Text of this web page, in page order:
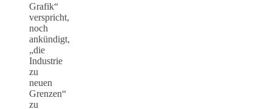
Grafik“
verspricht,
noch
ankündigt,
„die
Industrie
zu
neuen
Grenzen“
zu